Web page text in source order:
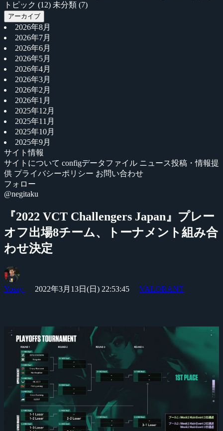
トピック (12) 未分類 (7)
アーカイブ
2026年8月
2026年7月
2026年6月
2026年5月
2026年4月
2026年3月
2026年2月
2026年1月
2025年12月
2025年11月
2025年10月
2025年9月
サイト情報
サイトについて configデータファイル ニュース投稿・情報提
供 プライバシーポリシー お問い合わせ
フォロー
@negitaku
『2022 VCT Challengers Japan』プレー
オフ出場8チーム、トーナメント組み合
わせ決定
Yossy 2022年3月13日(日) 22:53:45 VALORANT